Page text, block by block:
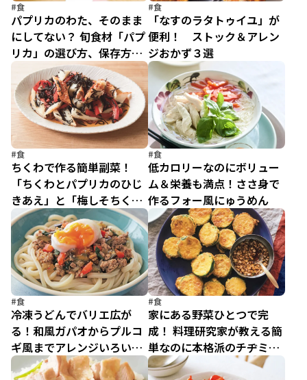
#食
パプリカのわた、そのまま
にしてない？ 旬食材「パプ
リカ」の選び方、保存方
法、調理方法
#食
「なすのラタトゥイユ」が
便利！ ストック＆アレン
ジおかず３選
#食
ちくわで作る簡単副菜！
「ちくわとパプリカのひじ
きあえ」と「梅しそちく
わ」
#食
低カロリーなのにボリュー
ム＆栄養も満点！ささ身で
作るフォー風にゅうめん
#食
冷凍うどんでバリエ広が
る！和風ガパオからプルコ
ギ風までアレンジいろいろ
ボリュームうどん5選
#食
家にある野菜ひとつで完
成！ 料理研究家が教える簡
単なのに本格派のチヂミレ
シピ